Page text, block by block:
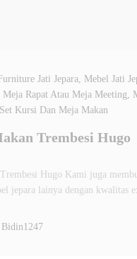
Jati Jepara, Mebel Jati
Meja Rapat Atau Meja Meeting,
Kursi Dan Meja Makan
Trembesi Hugo
Hugo Kami juga
jepara lainya dengan kwalitas
Bidin1247